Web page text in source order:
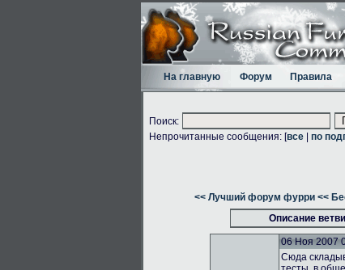
На главную Форум Правила
Поиск:
Непрочитанные сообщения: [все по
<< Лучший форум фурри <<
Описание ветви
06 Ноя 2007
Сюда